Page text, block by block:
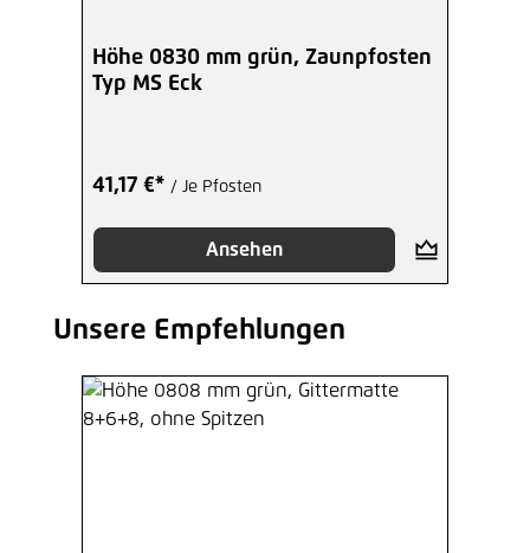
Höhe 0830 mm grün, Zaunpfosten
Typ MS Eck
41,17 €* / Je Pfosten
Ansehen
Produktgalerie überspringen
Unsere Empfehlungen